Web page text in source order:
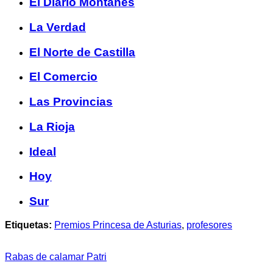
La Verdad
El Norte de Castilla
El Comercio
Las Provincias
La Rioja
Ideal
Hoy
Sur
Etiquetas: Premios Princesa de Asturias, profesores
Rabas de calamar Patri